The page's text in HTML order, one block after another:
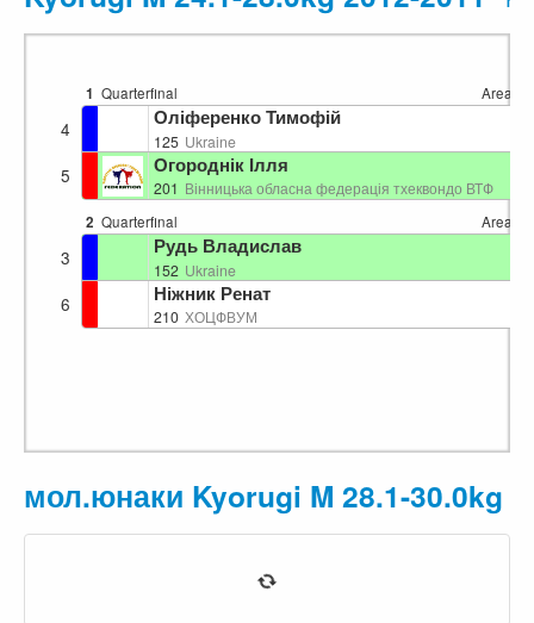
1 Quarterfinal Area 2
4 Оліференко Тимофій
125 Ukraine
5 Огороднік Ілля
201 Вінницька обласна федерація тхеквондо ВТФ
2 Quarterfinal Area 2
3 Рудь Владислав
152 Ukraine
6 Ніжник Ренат
210 ХОЦФВУМ
мол.юнаки Kyorugi M 28.1-30.0kg